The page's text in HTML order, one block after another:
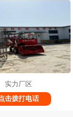
实力厂区
击拨打电话